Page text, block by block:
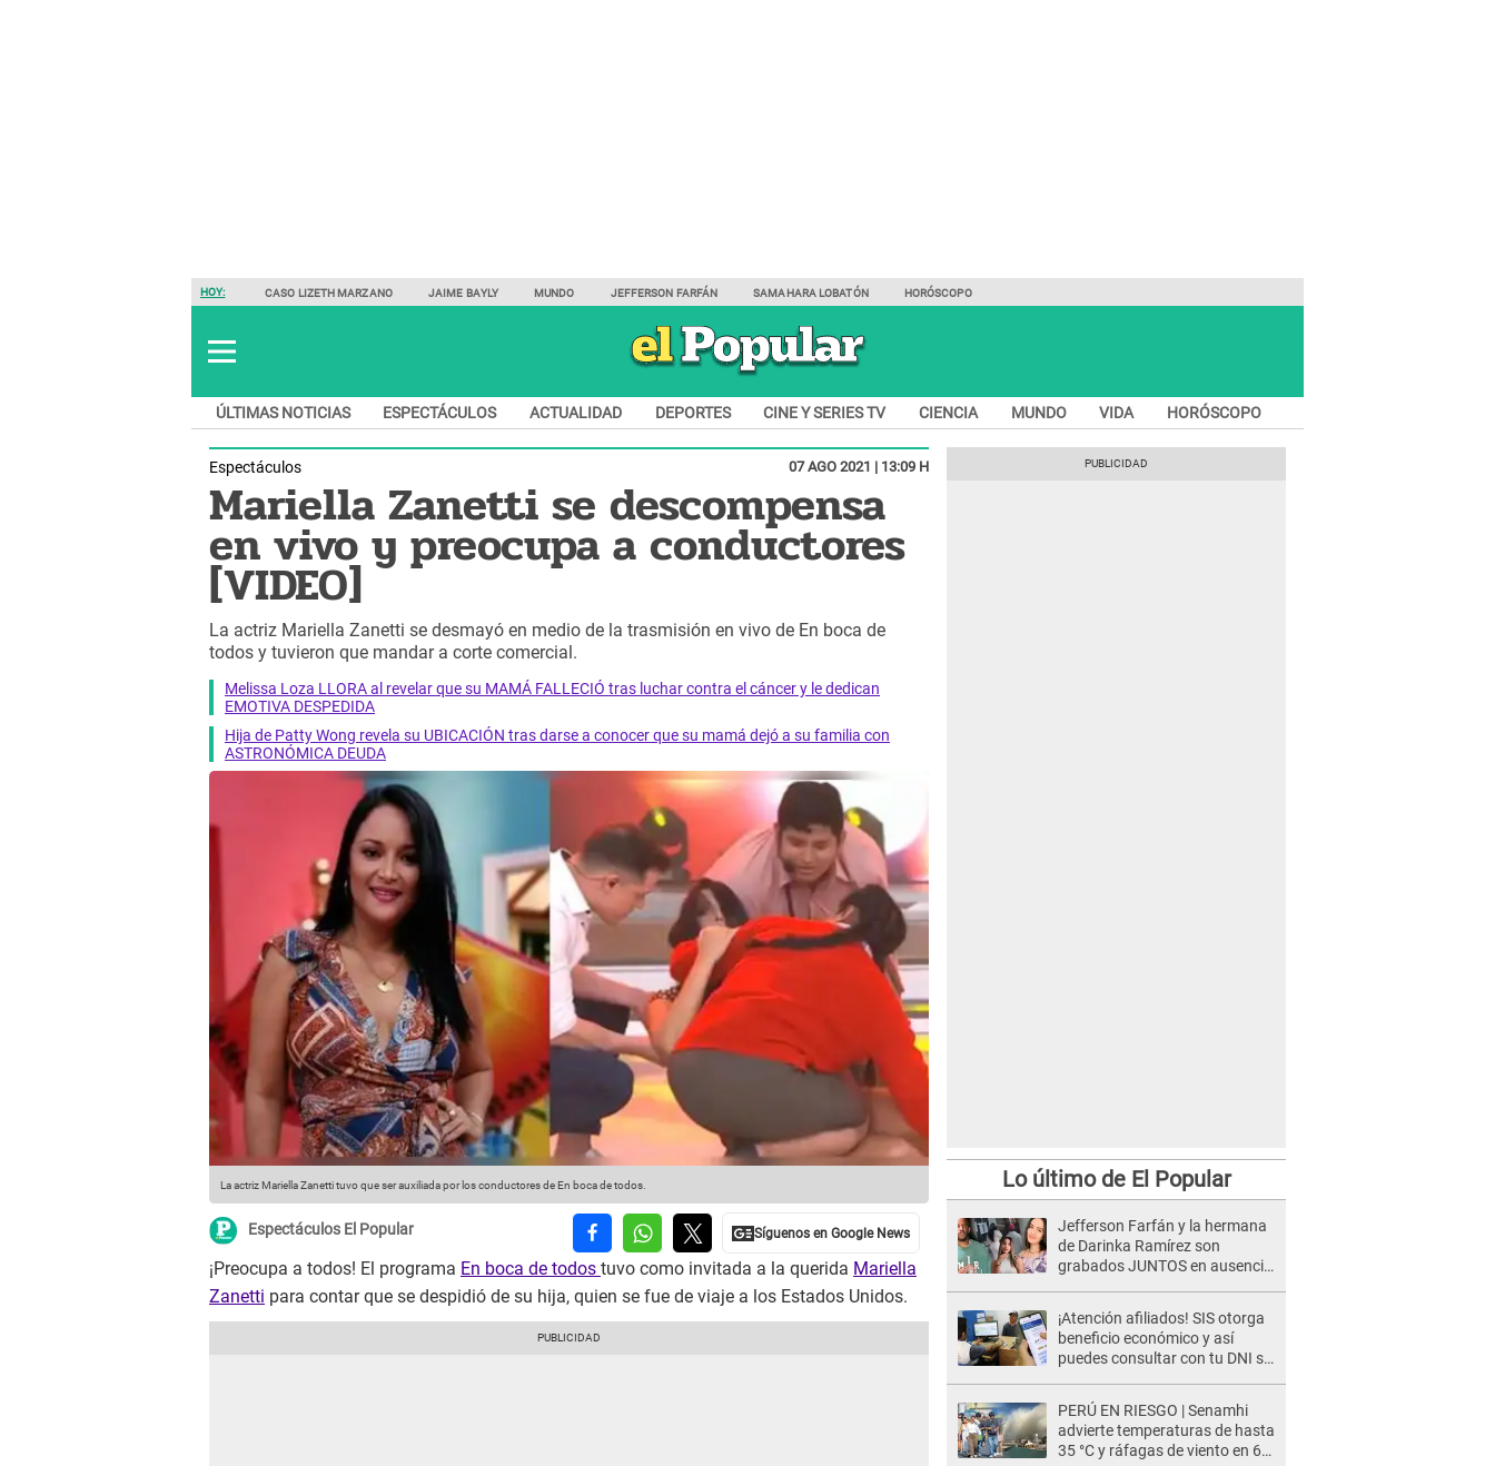
HOY: CASO LIZETH MARZANO JAIME BAYLY MUNDO JEFFERSON FARFÁN SAMAHARA LOBATÓN HORÓSCOPO
ÚLTIMAS NOTICIAS ESPECTÁCULOS ACTUALIDAD DEPORTES CINE Y SERIES TV CIENCIA MUNDO VIDA HORÓSCOPO
Espectáculos 07 AGO 2021 | 13:09 H
Mariella Zanetti se descompensa
en vivo y preocupa a conductores
[VIDEO]
La actriz Mariella Zanetti se desmayó en medio de la trasmisión en vivo de En boca de
todos y tuvieron que mandar a corte comercial.
Melissa Loza LLORA al revelar que su MAMÁ FALLECIÓ tras luchar contra el cáncer y le dedican
EMOTIVA DESPEDIDA
Hija de Patty Wong revela su UBICACIÓN tras darse a conocer que su mamá dejó a su familia con
ASTRONÓMICA DEUDA
La actriz Mariella Zanetti tuvo que ser auxiliada por los conductores de En boca de todos.
Espectáculos El Popular
¡Preocupa a todos! El programa En boca de todos tuvo como invitada a la querida Mariella
Zanetti para contar que se despidió de su hija, quien se fue de viaje a los Estados Unidos.
Lo último de El Popular
Jefferson Farfán y la hermana
de Darinka Ramírez son
grabados JUNTOS en ausencia
¡Atención afiliados! SIS otorga
beneficio económico y así
puedes consultar con tu DNI si
PERÚ EN RIESGO | Senamhi
advierte temperaturas de hasta
35 °C y ráfagas de viento en 6